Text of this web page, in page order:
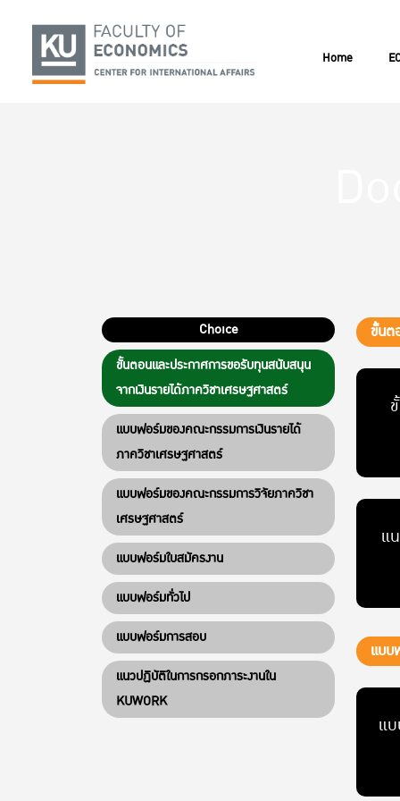
Home
Choice
ขั้นตอนและประกาศการขอรับทุนสนับสนุน
จากเงินรายได้ภาควิชาเศรษฐศาสตร์
แบบฟอร์มของคณะกรรมการเงินรายได้
ภาควิชาเศรษฐศาสตร์
แบบฟอร์มของคณะกรรมการวิจัยภาควิชา
เศรษฐศาสตร์
แบบฟอร์มใบสมัครงาน
แบบฟอร์มทั่วไป
แบบฟอร์มการสอบ
แนวปฏิบัติในการกรอกภาระงานใน
KUWORK
ขั้นต
แ
แบบ
แ